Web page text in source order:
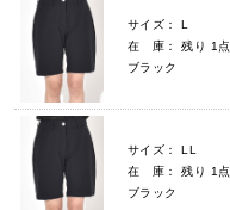
サイズ： L
在 庫： 残り 1点
ブラック
サイズ： LL
在 庫： 残り 1点
ブラック